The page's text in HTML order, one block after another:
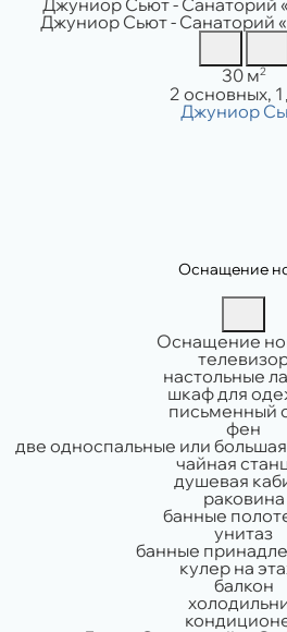
30 м2
2 основных,
Оснащение
Оснащение
настольные
шкаф для
письменный
фен
две односпальные или
чайная
душевая
раковина
банные
унитаз
банные
кулер на
балкон